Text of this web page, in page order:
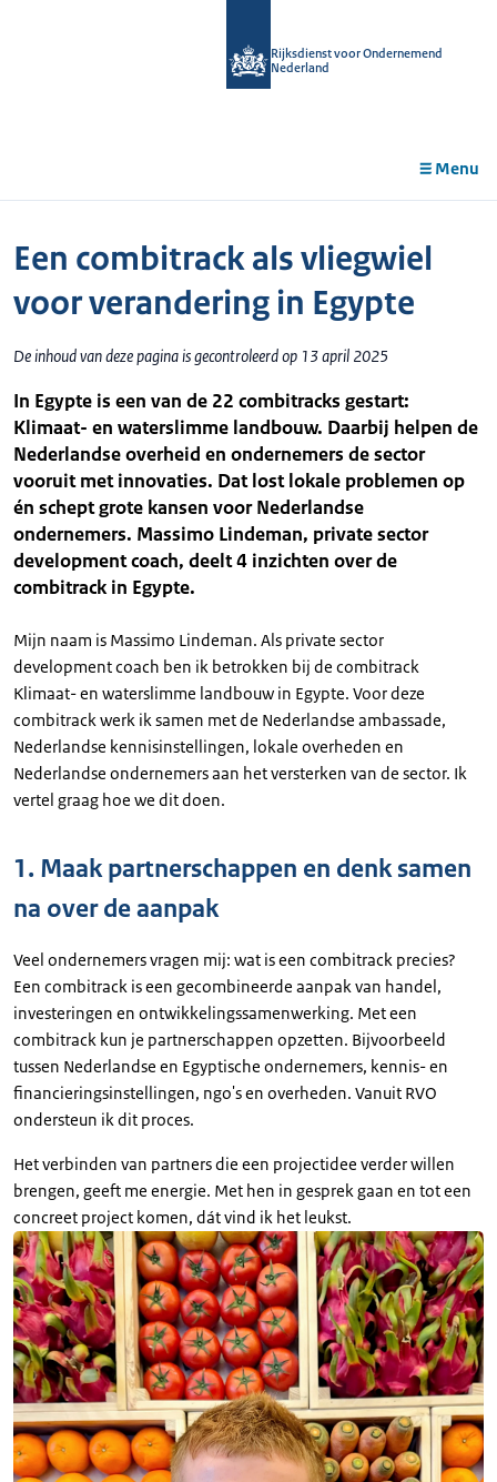
Rijksdienst voor Ondernemend
Nederland
Menu
Een combitrack als vliegwiel
voor verandering in Egypte
De inhoud van deze pagina is gecontroleerd op 13 april 2025
In Egypte is een van de 22 combitracks gestart:
Klimaat- en waterslimme landbouw. Daarbij helpen de
Nederlandse overheid en ondernemers de sector
vooruit met innovaties. Dat lost lokale problemen op
én schept grote kansen voor Nederlandse
ondernemers. Massimo Lindeman, private sector
development coach, deelt 4 inzichten over de
combitrack in Egypte.
Mijn naam is Massimo Lindeman. Als private sector
development coach ben ik betrokken bij de combitrack
Klimaat- en waterslimme landbouw in Egypte. Voor deze
combitrack werk ik samen met de Nederlandse ambassade,
Nederlandse kennisinstellingen, lokale overheden en
Nederlandse ondernemers aan het versterken van de sector. Ik
vertel graag hoe we dit doen.
1. Maak partnerschappen en denk samen
na over de aanpak
Veel ondernemers vragen mij: wat is een combitrack precies?
Een combitrack is een gecombineerde aanpak van handel,
investeringen en ontwikkelingssamenwerking. Met een
combitrack kun je partnerschappen opzetten. Bijvoorbeeld
tussen Nederlandse en Egyptische ondernemers, kennis- en
financieringsinstellingen, ngo's en overheden. Vanuit RVO
ondersteun ik dit proces.
Het verbinden van partners die een projectidee verder willen
brengen, geeft me energie. Met hen in gesprek gaan en tot een
concreet project komen, dát vind ik het leukst.